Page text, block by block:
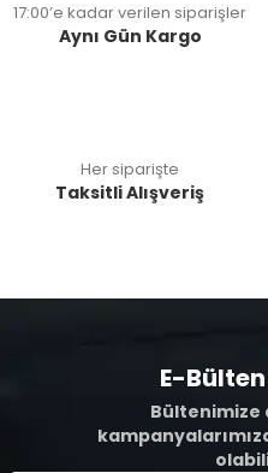
17:00’e kadar verilen siparişler
Aynı Gün Kargo
Her siparişte
Taksitli Alışveriş
E-
Bültenimize